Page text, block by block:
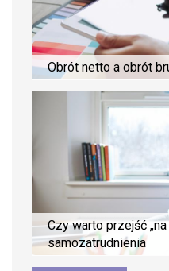
Obrót netto a obrót
Czy warto przejść
samozatrudnienia